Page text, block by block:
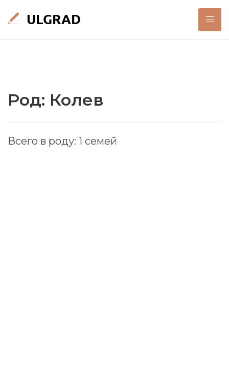
Род: Колев
Всего в роду: 1 семей